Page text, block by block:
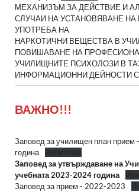
МЕХАНИЗЪМ ЗА ДЕЙСТВИЕ И
СЛУЧАИ НА УСТАНОВЯВАНЕ
УПОТРЕБА НА
НАРКОТИЧНИ ВЕЩЕСТВА В
ПОВИШАВАНЕ НА
УЧИЛИЩНИТЕ ПСИХОЛОЗИ В
ИНФОРМАЦИОННИ ДЕЙНОСТИ
ВАЖНО!!!
Заповед за училищен план
година
Изтегляне
Заповед за утвърждаване на
учебната 2023-2024 година
Заповед за прием - 2022-2023